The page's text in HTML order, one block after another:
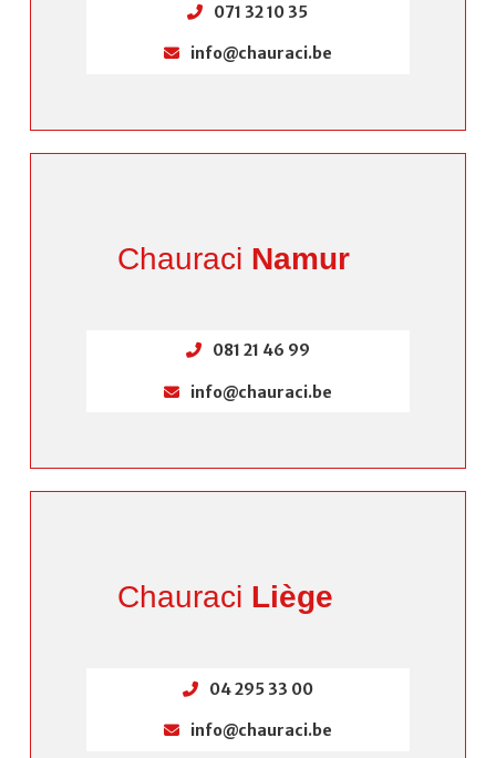
071 32 10 35
info@chauraci.be
Chauraci Namur
081 21 46 99
info@chauraci.be
Chauraci Liège
04 295 33 00
info@chauraci.be